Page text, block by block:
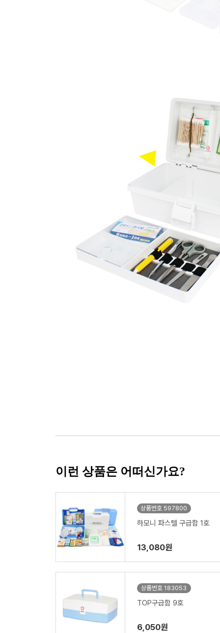
이런 상품은 어떠신가요?
상품번호 597800
하모니 파스텔 구급함 1호
13,080원
상품번호 183053
TOP구급함 9호
6,050원